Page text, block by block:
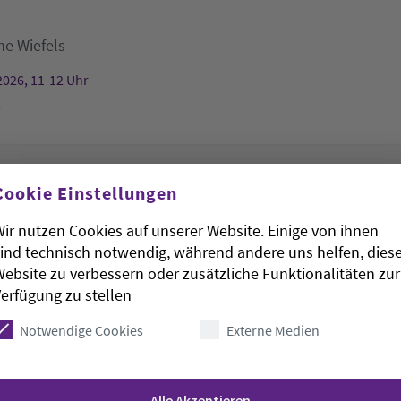
Wiefels
11-12 Uhr
hat geöffnet
Gertrudenkapelle
11-13 Uhr
Einstellungen
nutzen Cookies auf unserer Website. Einige von ihnen
technisch notwendig, während andere uns helfen,
zu verbessern oder zusätzliche Funktionalitäten zur
zu stellen
Notwendige Cookies Externe Medien